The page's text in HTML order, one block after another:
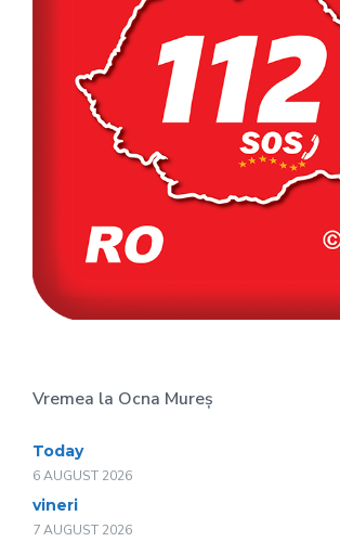
Vremea la Ocna Mureș
Today
6 AUGUST 2026
vineri
7 AUGUST 2026